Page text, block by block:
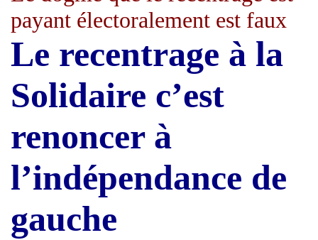
payant électoralement est faux
Le recentrage à la
Solidaire c’est
renoncer à
l’indépendance de
gauche